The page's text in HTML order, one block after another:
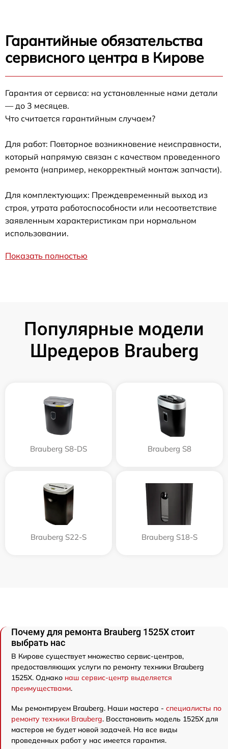
Гарантийные обязательства
сервисного центра в Кирове
Гарантия от сервиса: на установленные нами детали
— до 3 месяцев.
Что считается гарантийным случаем?
Для работ: Повторное возникновение неисправности,
который напрямую связан с качеством проведенного
ремонта (например, некорректный монтаж запчасти).
Для комплектующих: Преждевременный выход из
строя, утрата работоспособности или несоответствие
заявленным характеристикам при нормальном
использовании.
Показать полностью
Популярные модели
Шредеров Brauberg
Brauberg S8-DS Brauberg S8
Brauberg S22-S Brauberg S18-S
Почему для ремонта Brauberg 1525X стоит
выбрать нас
В Кирове существует множество сервис-центров,
предоставляющих услуги по ремонту техники Brauberg
1525X. Однако наш сервис-центр выделяется
преимуществами.
Мы ремонтируем Brauberg. Наши мастера - специалисты по
ремонту техники Brauberg. Восстановить модель 1525X для
мастеров не будет новой задачей. На все виды
проведенных работ у нас имеется гарантия.